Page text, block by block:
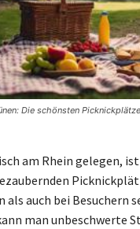
Die schönsten
am Rhein gelegen,
als auch bei Besuchern
man unbeschwerte